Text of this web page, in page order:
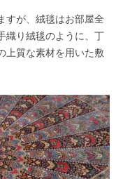
すが、絨毯はお部屋全
織り絨毯のように、丁
上質な素材を用いた敷